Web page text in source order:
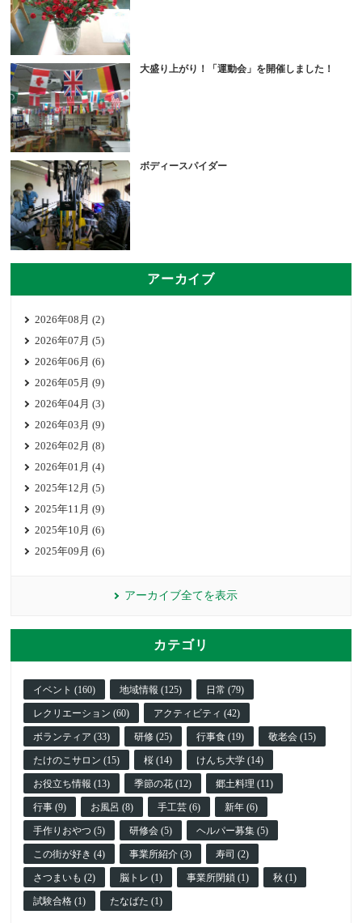
大盛り上がり！「運動会」を開催しました！
ボディースパイダー
アーカイブ
2026年08月 (2)
2026年07月 (5)
2026年06月 (6)
2026年05月 (9)
2026年04月 (3)
2026年03月 (9)
2026年02月 (8)
2026年01月 (4)
2025年12月 (5)
2025年11月 (9)
2025年10月 (6)
2025年09月 (6)
アーカイブ全てを表示
カテゴリ
イベント (160) 地域情報 (125) 日常 (79)
レクリエーション (60) アクティビティ (42)
ボランティア (33) 研修 (25) 行事食 (19) 敬老会 (15)
たけのこサロン (15) 桜 (14) けんち大学 (14)
お役立ち情報 (13) 季節の花 (12) 郷土料理 (11)
行事 (9) お風呂 (8) 手工芸 (6) 新年 (6)
手作りおやつ (5) 研修会 (5) ヘルパー募集 (5)
この街が好き (4) 事業所紹介 (3) 寿司 (2)
さつまいも (2) 脳トレ (1) 事業所閉鎖 (1) 秋 (1)
試験合格 (1) たなばた (1)